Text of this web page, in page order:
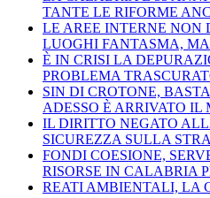
TANTE LE RIFORME
LE AREE INTERNE NON
LUOGHI FANTASMA, MA
È IN CRISI LA
PROBLEMA
SIN DI CROTONE,
ADESSO È ARRIVATO IL
IL DIRITTO NEGATO
SICUREZZA SULLA
FONDI COESIONE,
RISORSE IN CALABRIA
REATI AMBIENTALI, LA